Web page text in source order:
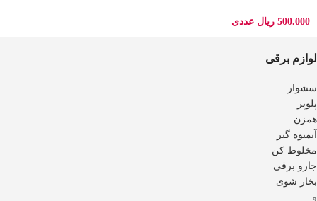
500.000 ریال عددی
لوازم برقی
سشوار
پلوپز
همزن
آبمیوه گیر
مخلوط کن
جارو برقی
بخار شوی
و……